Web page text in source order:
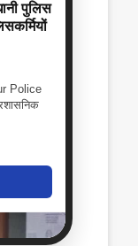
पुलिस
Police